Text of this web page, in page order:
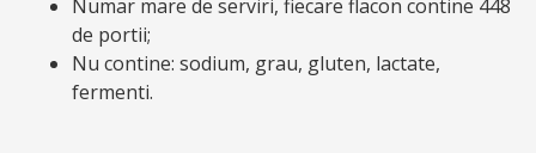
Numar mare de serviri, fiecare flacon contine 448
de portii;
Nu contine: sodium, grau, gluten, lactate,
fermenti.